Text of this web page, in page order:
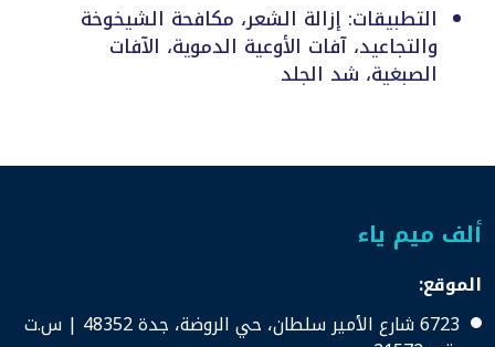
التطبيقات: إزالة الشعر، مكافحة الشيخوخة
والتجاعيد، آفات الأوعية الدموية، الآفات
الصبغية، شد الجلد
ألف ميم ياء
الموقع:
6723 شارع الأمير سلطان، حي الروضة، جدة 48352 | س.ت